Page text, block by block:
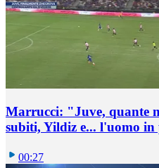
Marrucci: "Juve, quante
subiti, Yildiz e... l'uomo
00:27